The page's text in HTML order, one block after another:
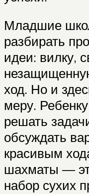
Младшие
разбирать
идеи: вилку,
ход. Но и
меру.
решать
обсуждать
красивым
шахматы —
набор сухих